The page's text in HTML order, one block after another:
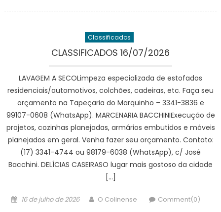
Classificados
CLASSIFICADOS 16/07/2026
LAVAGEM A SECOLimpeza especializada de estofados
residenciais/automotivos, colchões, cadeiras, etc. Faça seu
orçamento na Tapeçaria do Marquinho – 3341-3836 e
99107-0608 (WhatsApp). MARCENARIA BACCHINIExecução de
projetos, cozinhas planejadas, armários embutidos e móveis
planejados em geral. Venha fazer seu orçamento. Contato:
(17) 3341-4744 ou 98179-6038 (WhatsApp), c/ José
Bacchini. DELÍCIAS CASEIRASO lugar mais gostoso da cidade
[…]
Posted
16 de julho de 2026 Author
O Colinense Comment(0)